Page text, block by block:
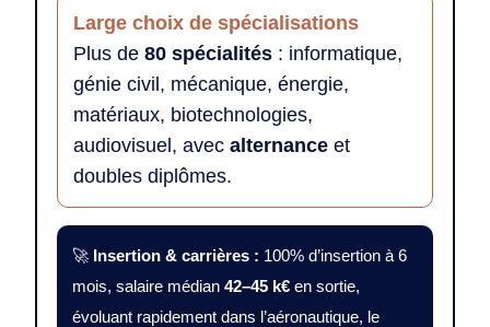
Large choix de spécialisations
Plus de80 spécialités : informatique,
génie civil, mécanique, énergie,
matériaux, biotechnologies,
audiovisuel, avecalternance et
doubles diplômes.
🚀 Insertion & carrières : 100% d’insertion à 6
mois, salaire médian42–45 k€ en sortie,
évoluant rapidement dans l’aéronautique, le